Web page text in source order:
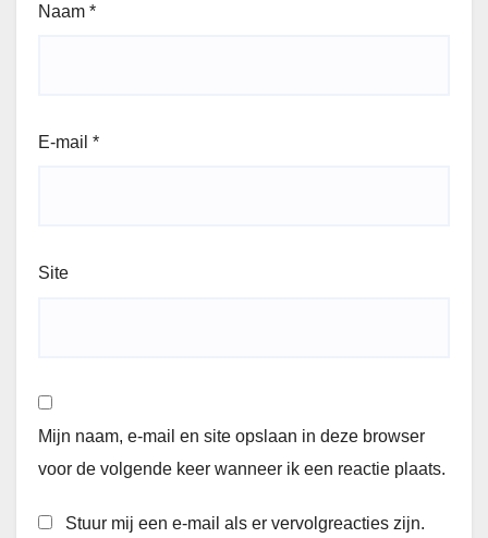
Naam *
E-mail *
Site
Mijn naam, e-mail en site opslaan in deze browser
voor de volgende keer wanneer ik een reactie plaats.
Stuur mij een e-mail als er vervolgreacties zijn.